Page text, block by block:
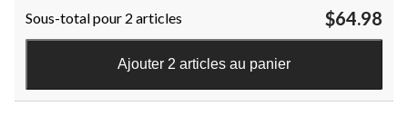
Sous-total pour 2 articles $64.98
Ajouter 2 articles au panier